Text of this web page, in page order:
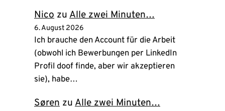
Nico zu Alle zwei Minuten…
6. August 2026
Ich brauche den Account für die Arbeit
(obwohl ich Bewerbungen per LinkedIn
Profil doof finde, aber wir akzeptieren
sie), habe…
Søren zu Alle zwei Minuten…